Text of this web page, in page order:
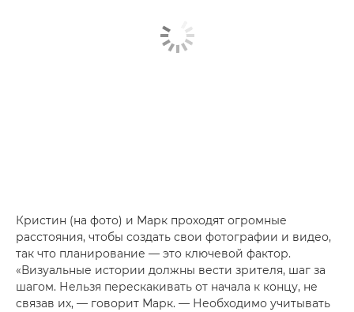
Кристин (на фото) и Марк проходят огромные
расстояния, чтобы создать свои фотографии и видео,
так что планирование — это ключевой фактор.
«Визуальные истории должны вести зрителя, шаг за
шагом. Нельзя перескакивать от начала к концу, не
связав их, — говорит Марк. — Необходимо учитывать